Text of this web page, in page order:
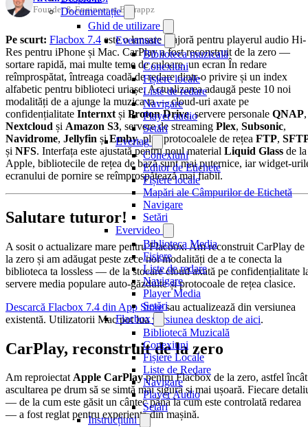
Documentație
Ghid de utilizare
Evermusic
Biblioteca muzicală
Conexiuni
Fișiere locale
Liste de redare
Navigare
Player audio
Setări
Evertag
Conexiuni
Editor de Etichete
Fișiere locale
Mapări ale Câmpurilor de Etichetă
Navigare
Setări
Evervideo
Biblioteca Media
Fișiere
Liste de redare
Navigare
Player Media
Setări
Flacbox
Bibliotecă Muzicală
Conexiuni
Fișiere Locale
Liste de Redare
Navigare
Player Audio
Setări
Instrucțiuni
Founder & Engineer at Everappz
Pe scurt: Flacbox 7.4 este o lansare majoră pentru playerul audio Hi-
Res pentru iPhone și Mac. CarPlay a fost reconstruit de la zero —
sortare rapidă, mai multe teme de culoare, un ecran În redare
reîmprospătat, întreaga coadă de redare dintr-o privire și un index
alfabetic pentru biblioteci uriașe. Actualizarea adaugă peste 10 noi
modalități de a ajunge la muzica ta — cloud-uri axate pe
confidențialitate Internxt și Proton Drive, servere personale QNAP,
Nextcloud și Amazon S3, servere de streaming Plex, Subsonic,
Navidrome, Jellyfin șiEmby, plus protocoalele de rețea FTP,
și NFS. Interfața este ajustată pentru noul material Liquid Glass de la
Apple, bibliotecile de rețea de bază sunt mai puternice, iar widget-
ecranului de pornire se reîmprospătează mai fiabil.
Salutare tuturor!
A sosit o actualizare mare pentru Flacbox. Am reconstruit CarPlay de
la zero și am adăugat peste zece noi modalități de a te conecta la
biblioteca ta lossless — de la stocare cloud axată pe confidențialitate
servere media populare auto-găzduite și protocoale de rețea clasice.
Descarcă Flacbox 7.4 din App Storesau actualizează din versiunea
existentă. Utilizatorii Mac pot luaversiunea desktop de aici.
CarPlay, reconstruit de la zero
Am reproiectatApple CarPlaypentru Flacbox de la zero, astfel încât
ascultarea pe drum să se simtă mai sigură și mai ușoară. Fiecare
— de la cum este găsit un cântec până la cum este controlată redarea
— a fost reglat pentru experiența din mașină.